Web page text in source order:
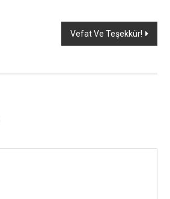
Vefat Ve Teşekkür!